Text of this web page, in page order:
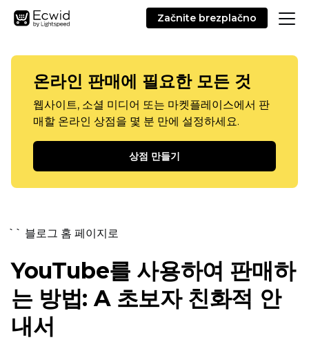
Začnite brezplačno
온라인 판매에 필요한 모든 것
웹사이트, 소셜 미디어 또는 마켓플레이스에서 판
매할 온라인 상점을 몇 분 만에 설정하세요.
상점 만들기
`` 블로그 홈 페이지로
YouTube를 사용하여 판매하
는 방법: A 초보자 친화적 안
내서